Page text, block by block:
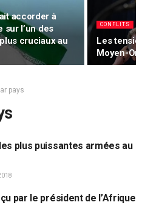
accorder à
sur l’un des
cruciaux au
CONFLITS
Les
Moyen-
pays
plus puissantes armées au
par le président de l’Afrique